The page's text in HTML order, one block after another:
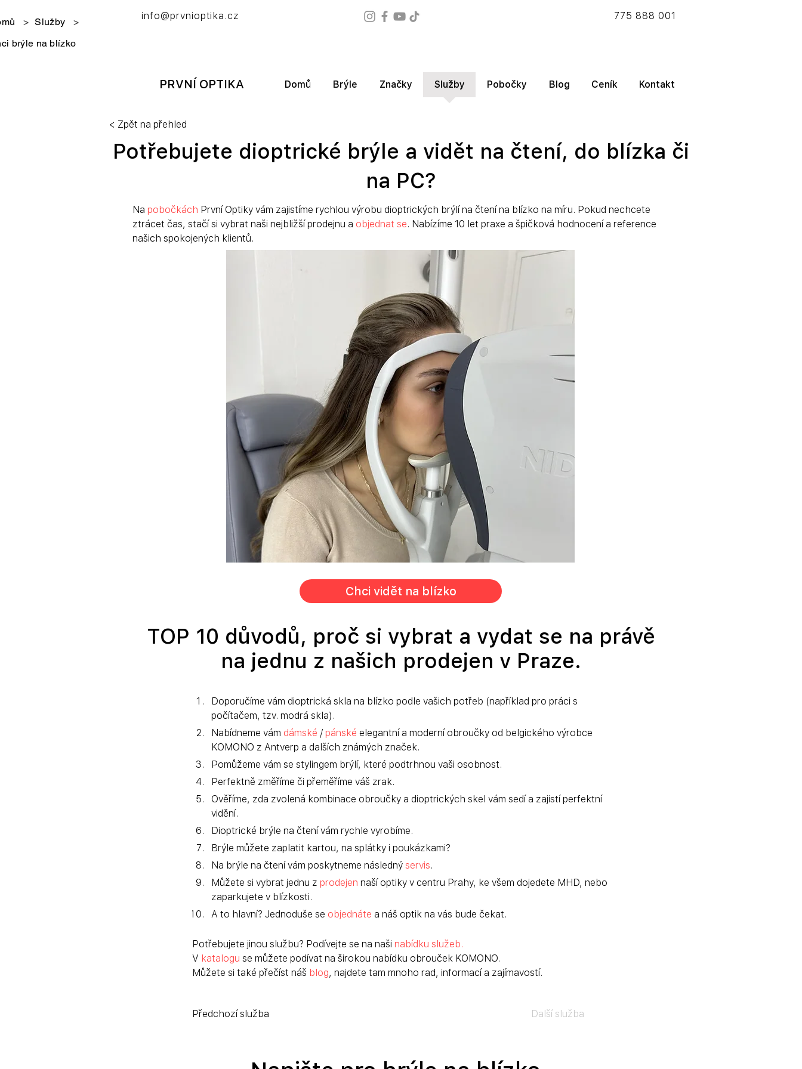
> Služby
>
brýle na blízko
info@prvnioptika.cz 775 888 001
PRVNÍ OPTIKA Domů Brýle Značky Služby Pobočky Blog Ceník Kontakt
< Zpět na přehled
Potřebujete dioptrické brýle a vidět na čtení, do blízka či
na PC?
Na pobočkách První Optiky vám zajistíme rychlou výrobu dioptrických brýlí na čtení na blízko na míru. Pokud nechcete
ztrácet čas, stačí si vybrat naši nejbližší prodejnu a objednat se. Nabízíme 10 let praxe a špičková hodnocení a reference
našich spokojených klientů.
Chci vidět na blízko
TOP 10 důvodů, proč si vybrat a vydat se na právě
na jednu z našich prodejen v Praze.
Doporučíme vám dioptrická skla na blízko podle vašich potřeb (například pro práci s
počítačem, tzv. modrá skla).
Nabídneme vám dámské / pánské elegantní a moderní obroučky od belgického výrobce
KOMONO z Antverp a dalších známých značek.
Pomůžeme vám se stylingem brýlí, které podtrhnou vaši osobnost.
Perfektně změříme či přeměříme váš zrak.
Ověříme, zda zvolená kombinace obroučky a dioptrických skel vám sedí a zajistí perfektní
vidění.
Dioptrické brýle na čtení vám rychle vyrobíme.
Brýle můžete zaplatit kartou, na splátky i poukázkami?
Na brýle na čtení vám poskytneme následný servis.
Můžete si vybrat jednu z prodejen naší optiky v centru Prahy, ke všem dojedete MHD, nebo
zaparkujete v blízkosti.
A to hlavní? Jednoduše se objednáte a náš optik na vás bude čekat.
Potřebujete jinou službu? Podívejte se na naši nabídku služeb.
V katalogu se můžete podívat na širokou nabídku obrouček KOMONO.
Můžete si také přečíst náš blog, najdete tam mnoho rad, informací a zajímavostí.
Předchozí služba Další služba